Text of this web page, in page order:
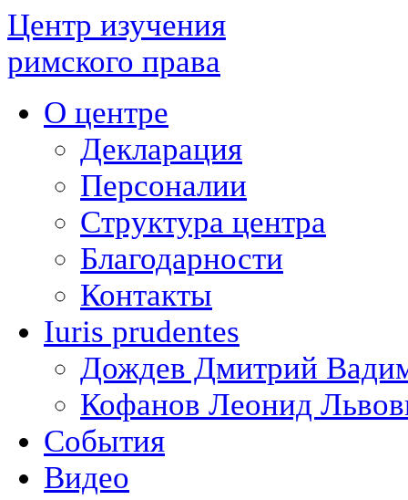
Центр изучения
римского права
О центре
Декларация
Персоналии
Структура центра
Благодарности
Контакты
Iuris prudentes
Дождев Дмитрий
Кофанов Леонид
События
Видео